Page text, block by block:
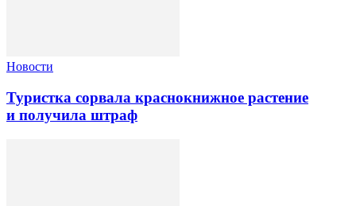
Новости
Туристка сорвала краснокнижное растение
и получила штраф